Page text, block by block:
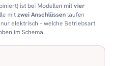
ist bei Modellen mitvier
mitzwei Anschlüssen laufen
nur elektrisch – welche Betriebsart
im Schema.